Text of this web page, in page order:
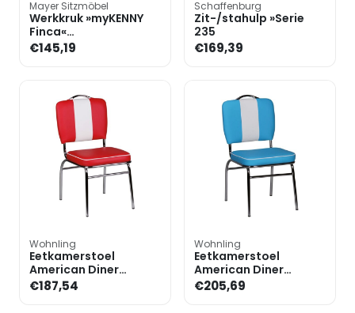
Mayer Sitzmöbel
Werkkruk »myKENNY
Finca«
hendelontgrendeling
kunstleer
€145,19
Schaffenburg
Zit-/stahulp »Serie
235
€169,39
Wohnling
Eetkamerstoel
American Diner
vintage uitvoering
kunstleer
€187,54
Wohnling
Eetkamerstoel
American Diner
vintage uitvoering
kunstleer
€205,69